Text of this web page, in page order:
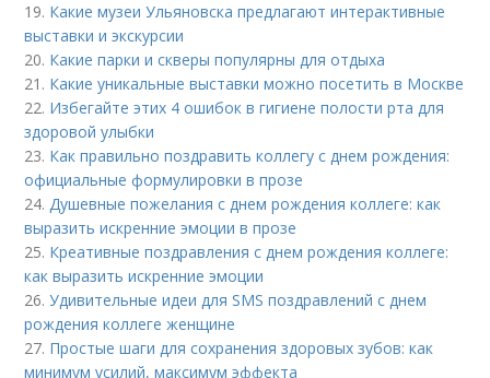
19. Какие музеи Ульяновска предлагают интерактивные
выставки и экскурсии
20. Какие парки и скверы популярны для отдыха
21. Какие уникальные выставки можно посетить в Москве
22. Избегайте этих 4 ошибок в гигиене полости рта для
здоровой улыбки
23. Как правильно поздравить коллегу с днем рождения:
официальные формулировки в прозе
24.Душевные пожелания с днем рождения коллеге: как
выразить искренние эмоции в прозе
25. Креативные поздравления с днем рождения коллеге:
как выразить искренние эмоции
26.Удивительные идеи для SMS поздравлений с днем
рождения коллеге женщине
27. Простые шаги для сохранения здоровых зубов: как
минимум усилий, максимум эффекта